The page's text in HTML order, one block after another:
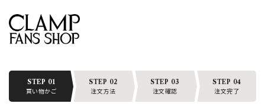
STEP 01
買い物かご
STEP 02
注文方法
STEP 03
注文確認
STEP 04
注文完了